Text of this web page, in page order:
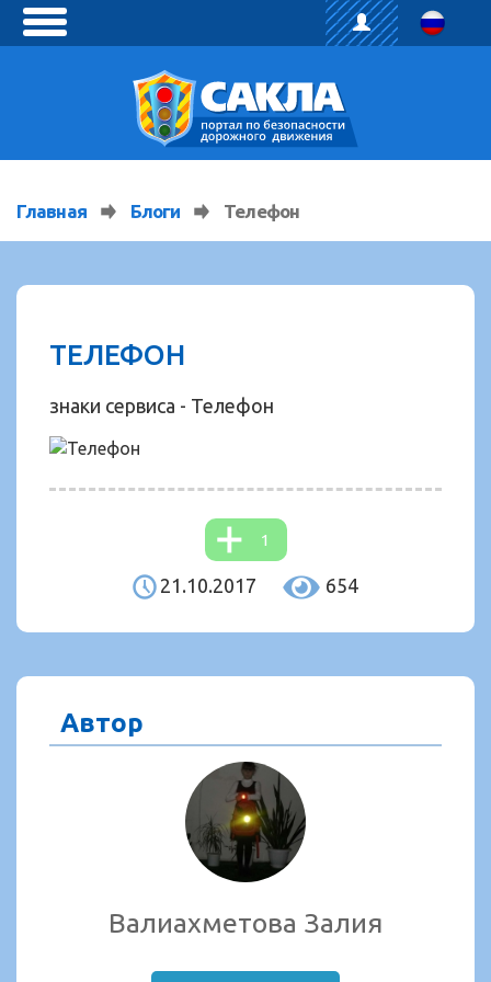
toggle
Главная Блоги Телефон
ТЕЛЕФОН
знаки сервиса - Телефон
1
21.10.2017 654
Автор
Валиахметова Залия